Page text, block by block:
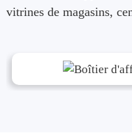
vitrines de magasins,